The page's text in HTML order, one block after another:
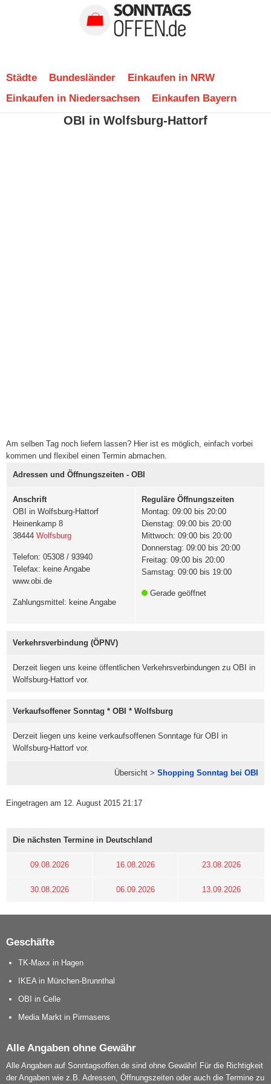
Städte Bundesländer
Einkaufen in NRW
Einkaufen in Niedersachsen
Einkaufen Bayern
OBI in Wolfsburg-Hattorf
Am selben Tag noch liefern lassen? Hier ist es möglich, einfach vorbei
kommen und flexibel einen Termin abmachen.
Adressen und Öffnungszeiten - OBI
Anschrift
OBI in Wolfsburg-Hattorf
Heinenkamp 8
38444 Wolfsburg
Telefon: 05308 / 93940
Telefax: keine Angabe
www.obi.de
Zahlungsmittel: keine Angabe
Reguläre Öffnungszeiten
Montag: 09:00 bis 20:00
Dienstag: 09:00 bis 20:00
Mittwoch: 09:00 bis 20:00
Donnerstag: 09:00 bis 20:00
Freitag: 09:00 bis 20:00
Samstag: 09:00 bis 19:00
Gerade geöffnet
Verkehrsverbindung (ÖPNV)
Derzeit liegen uns keine öffentlichen Verkehrsverbindungen zu OBI in
Wolfsburg-Hattorf vor.
Verkaufsoffener Sonntag * OBI * Wolfsburg
Derzeit liegen uns keine verkaufsoffenen Sonntage für OBI in
Wolfsburg-Hattorf vor.
Übersicht > Shopping Sonntag bei OBI
Eingetragen am 12. August 2015 21:17
Die nächsten Termine in Deutschland
09.08.2026 16.08.2026 23.08.2026
30.08.2026 06.09.2026 13.09.2026
Geschäfte
TK-Maxx in Hagen
IKEA in München-Brunnthal
OBI in Celle
Media Markt in Pirmasens
Alle Angaben ohne Gewähr
Alle Angaben auf Sonntagsoffen.de sind ohne Gewähr! Für die Richtigkeit
der Angaben wie z.B. Adressen, Öffnungszeiten oder auch die Termine zu